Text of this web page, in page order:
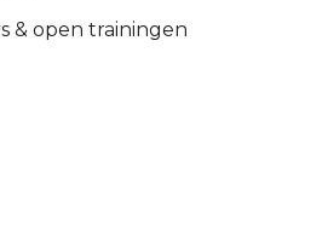
& open trainingen